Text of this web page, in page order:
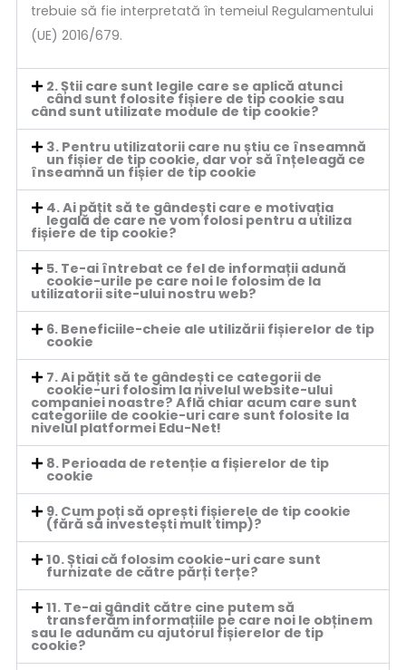
trebuie să fie interpretată în temeiul Regulamentului
(UE) 2016/679.
2. Știi care sunt legile care se aplică atunci
când sunt folosite fișiere de tip cookie sau
când sunt utilizate module de tip cookie?
3. Pentru utilizatorii care nu știu ce înseamnă
un fișier de tip cookie, dar vor să înțeleagă ce
înseamnă un fișier de tip cookie
4. Ai pățit să te gândești care e motivația
legală de care ne vom folosi pentru a utiliza
fișiere de tip cookie?
5. Te-ai întrebat ce fel de informații adună
cookie-urile pe care noi le folosim de la
utilizatorii site-ului nostru web?
6. Beneficiile-cheie ale utilizării fișierelor de tip
cookie
7. Ai pățit să te gândești ce categorii de
cookie-uri folosim la nivelul website-ului
companiei noastre? Află chiar acum care sunt
categoriile de cookie-uri care sunt folosite la
nivelul platformei Edu-Net!
8. Perioada de retenție a fișierelor de tip
cookie
9. Cum poți să oprești fișierele de tip cookie
(fără să investești mult timp)?
10. Știai că folosim cookie-uri care sunt
furnizate de către părți terțe?
11. Te-ai gândit către cine putem să
transferăm informațiile pe care noi le obținem
sau le adunăm cu ajutorul fișierelor de tip
cookie?